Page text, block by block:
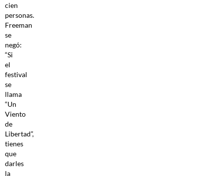
cien
personas.
Freeman
se
negó:
“Si
el
festival
se
llama
“Un
Viento
de
Libertad”,
tienes
que
darles
la